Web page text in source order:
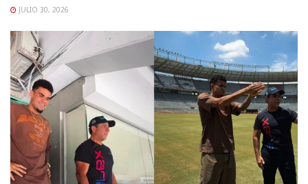
JULIO 30, 2026